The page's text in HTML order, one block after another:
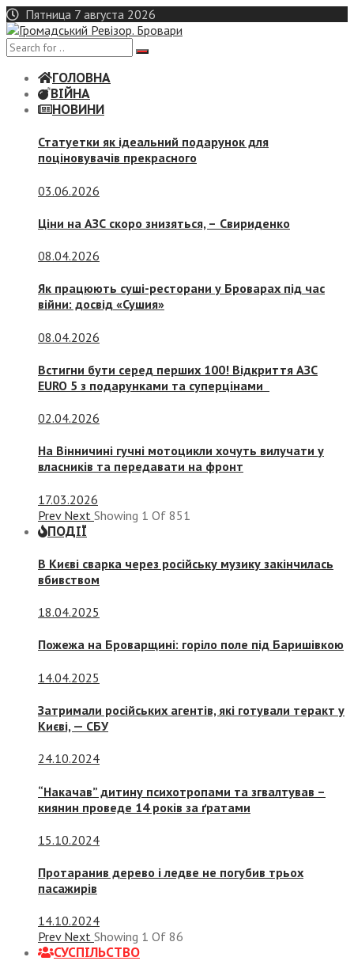
Skip
to
content
Пятница 7 августа 2026
ГОЛОВНА
ВІЙНА
НОВИНИ
Статуетки як ідеальний подарунок для
поціновувачів прекрасного
03.06.2026
Ціни на АЗС скоро знизяться, – Свириденко
08.04.2026
Як працюють суші-ресторани у Броварах під час
війни: досвід «Сушия»
08.04.2026
Встигни бути серед перших 100! Відкриття АЗС
EURO 5 з подарунками та суперцінами
02.04.2026
На Вінничині гучні мотоцикли хочуть вилучати у
власників та передавати на фронт
17.03.2026
Prev Next Showing 1 Of 851
ПОДІЇ
В Києві сварка через російську музику закінчилась
вбивством
18.04.2025
Пожежа на Броварщині: горіло поле під Баришівкою
14.04.2025
Затримали російських агентів, які готували теракт у
Києві, — СБУ
24.10.2024
“Накачав” дитину психотропами та згвалтував –
киянин проведе 14 років за ґратами
15.10.2024
Протаранив дерево і ледве не погубив трьох
пасажирів
14.10.2024
Prev Next Showing 1 Of 86
СУСПIЛЬСТВО